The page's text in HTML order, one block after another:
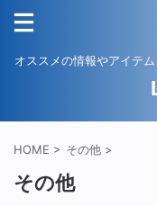
オススメの情報やアイテ
HOME > その他 >
その他